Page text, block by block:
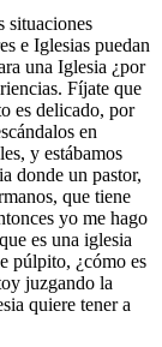
situaciones
e Iglesias puedan
una Iglesia ¿por
Fíjate que
es delicado, por
en
y estábamos
donde un pastor,
que tiene
yo me hago
es una iglesia
púlpito, ¿cómo es
juzgando la
quiere tener a